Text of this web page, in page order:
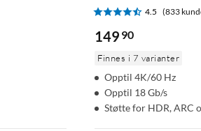
4.5 (833
149 90
Finnes i 7 varianter
Opptil 4K/60 Hz
Opptil 18 Gb/s
Støtte for HDR, ARC